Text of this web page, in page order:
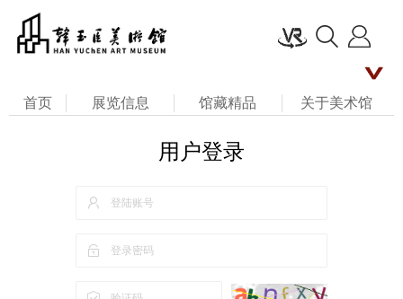
首页 展览信息 馆藏精品
关于美术馆
用户登录